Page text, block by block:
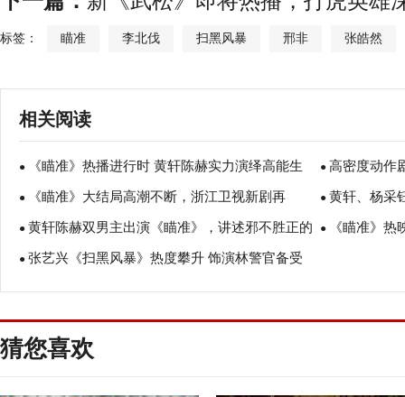
标签： 瞄准 李北伐 扫黑风暴 邢非 张皓然
相关阅读
● 《瞄准》热播进行时 黄轩陈赫实力演绎高能生
死决斗
● 高密度动作
热度双丰收
● 《瞄准》大结局高潮不断，浙江卫视新剧再
玩“新花样”
● 黄轩、杨采
双丰收
● 黄轩陈赫双男主出演《瞄准》，讲述邪不胜正的
真理
● 《瞄准》
● 张艺兴《扫黑风暴》热度攀升 饰演林警官备受
瞩目
猜您喜欢